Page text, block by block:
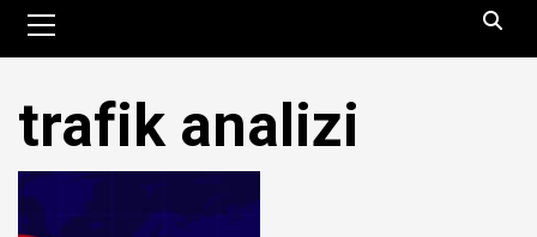
Menu
trafik analizi